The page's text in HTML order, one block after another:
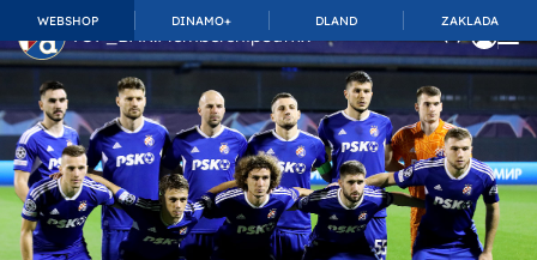
WEBSHOP DINAMO+ DLAND ZAKLADA
TOP_BAR.MembershipSuffix